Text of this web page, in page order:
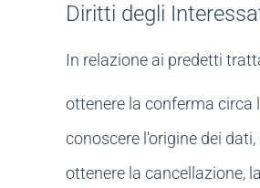
Diritti degli
In relazione ai predetti
ottenere la conferma circa
conoscere l'origine dei
ottenere la cancellazione,